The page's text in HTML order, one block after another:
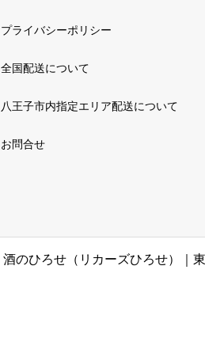
プライバシーポリシー
全国配送について
八王子市内指定エリア配送について
お問合せ
酒のひろせ（リカーズひろせ）｜